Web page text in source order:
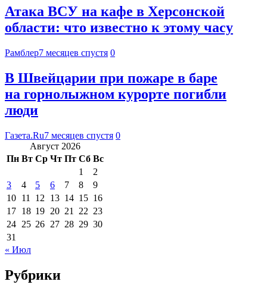
Атака ВСУ на кафе в Херсонской
области: что известно к этому часу
Рамблер7 месяцев спустя 0
В Швейцарии при пожаре в баре
на горнолыжном курорте погибли
люди
Газета.Ru7 месяцев спустя 0
Август 2026
Пн Вт Ср Чт Пт Сб Вс
1
2
3
4 5 6 7 8
9
10 11 12 13 14 15 16
17 18 19 20 21 22 23
24 25 26 27 28 29 30
31
« Июл
Рубрики